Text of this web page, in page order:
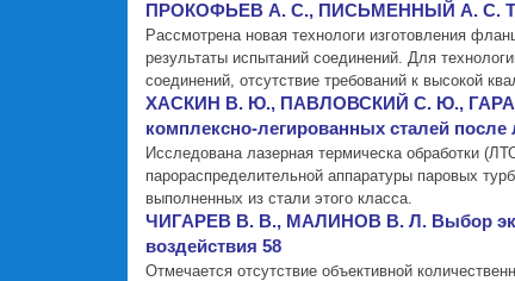
ПРОКОФЬЕВ А. С., ПИСЬМЕННЫЙ А. С.
Рассмотрена новая технологи изготовления
результаты испытаний соединений. Для
соединений, отсутствие требований к высокой
ХАСКИН В. Ю., ПАВЛОВСКИЙ С. Ю.,
комплексно-легированных сталей после
Исследована лазерная термическа обработки
парораспределительной аппаратуры паровых
выполненных из стали этого класса.
ЧИГАРЕВ В. В., МАЛИНОВ В. Л. Выбор
воздействия 58
Отмечается отсутствие объективной